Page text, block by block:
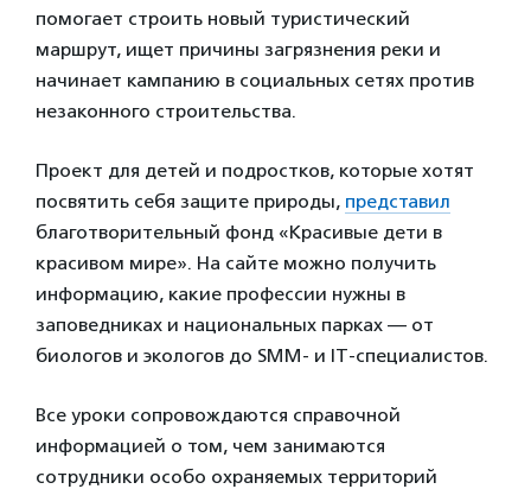
помогает строить новый туристический
маршрут, ищет причины загрязнения реки и
начинает кампанию в социальных сетях против
незаконного строительства.
Проект для детей и подростков, которые хотят
посвятить себя защите природы, представил
благотворительный фонд «Красивые дети в
красивом мире». На сайте можно получить
информацию, какие профессии нужны в
заповедниках и национальных парках — от
биологов и экологов до SMM- и IT-специалистов.
Все уроки сопровождаются справочной
информацией о том, чем занимаются
сотрудники особо охраняемых территорий